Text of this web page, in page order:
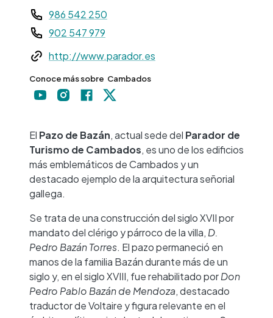
Teléfono
986 542 250
902 547 979
Webhttp://www.parador.es
Conoce más sobre Cambados
El Pazo de Bazán, actual sede del Parador de
Turismo de Cambados, es uno de los edificios
más emblemáticos deCambados y un
destacado ejemplo de la arquitectura señorial
gallega.
Se trata de una construcción del siglo XVII por
mandato del clérigo y párroco de la villa,D.
Pedro Bazán Torres. El pazo permaneció en
manos de la familia Bazán durante más de un
siglo y, en el siglo XVIII, fue rehabilitado porDon
Pedro Pablo Bazán de Mendoza, destacado
traductor de Voltaire y figura relevante en el